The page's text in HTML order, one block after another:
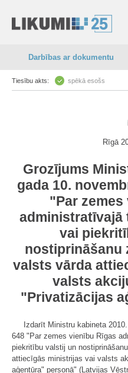
Darbības ar dokumentu
Tiesību akts: spēkā esošs
Rīgā
Grozījums
gada 10.
"Par
administratīvajā
vai
nostiprināšanu
valsts vārda
valsts
"Privatizācijas
Izdarīt Ministru kabineta
648 "Par zemes vienību Rīgas
piekritību valstij un
attiecīgās ministrijas vai valsts
aģentūra" personā" (Latvijas